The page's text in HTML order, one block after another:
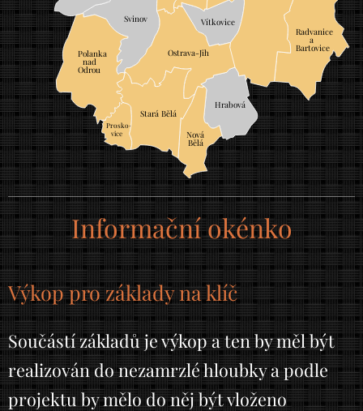
Vítkovice
Hrabová
Svinov
Ostrava-Jih
Radvanice
a
Bartovice
Nová
Bělá
Prosko-
vice
Stará Bělá
Polanka
nad
Odrou
Informační okénko
Výkop pro základy na klíč
Součástí základů je výkop a ten by měl být
realizován do nezamrzlé hloubky a podle
projektu by mělo do něj být vloženo